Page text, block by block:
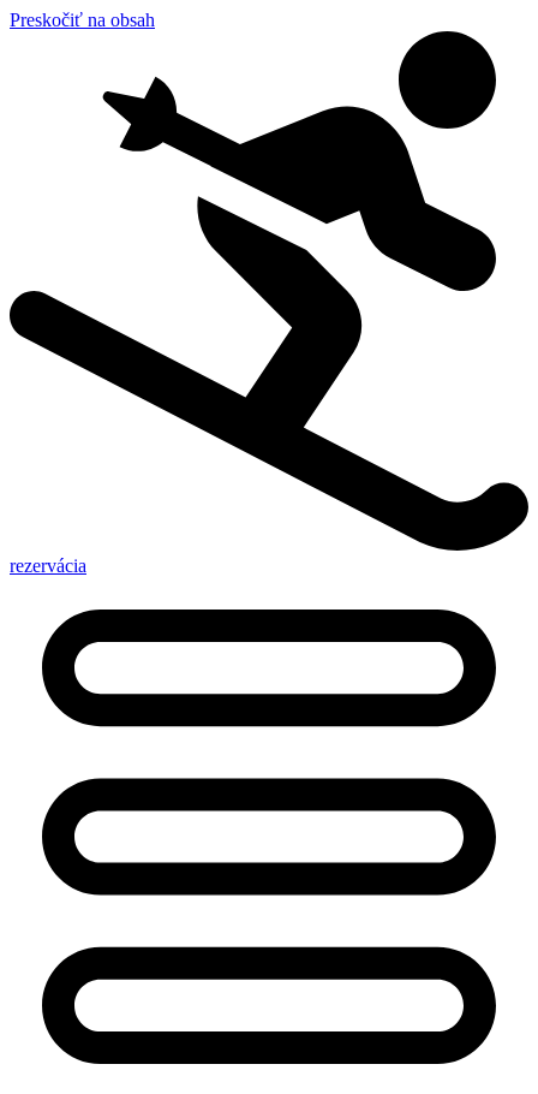
Preskočiť na obsah
rezervácia